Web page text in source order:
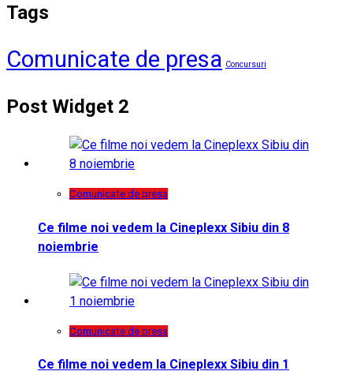
Tags
Comunicate de presa Concursuri
Post Widget 2
Comunicate de presa
Ce filme noi vedem la Cineplexx Sibiu din 8
noiembrie
Comunicate de presa
Ce filme noi vedem la Cineplexx Sibiu din 1